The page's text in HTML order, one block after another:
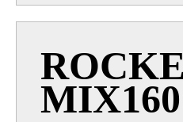
MIX160